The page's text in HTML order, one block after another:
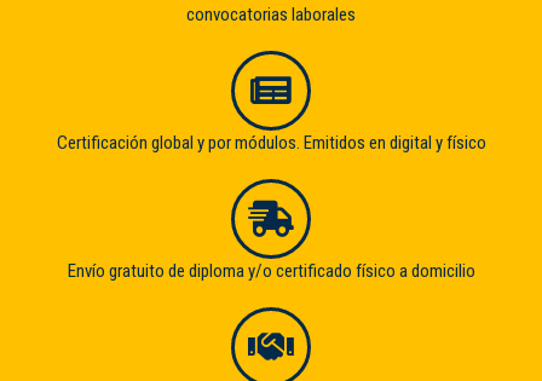
convocatorias laborales
Certificación global y por módulos. Emitidos en digital y físico
Envío gratuito de diploma y/o certificado físico a domicilio